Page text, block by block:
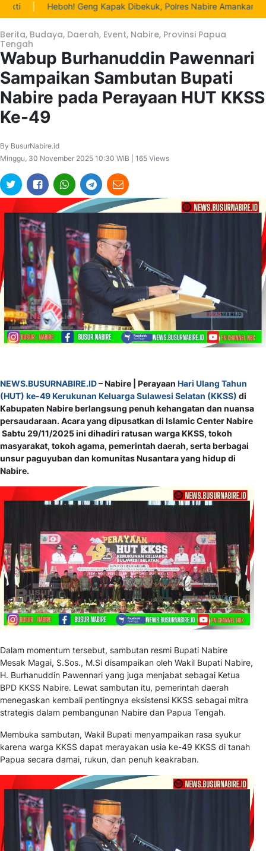
Kapak Dibekuk, Polres Nabire Amankan 62 Sepeda Motor
Berita, Budaya, Daerah, Event, Nabire, Provinsi Papua
Tengah
Wabup Burhanuddin Pawennari
Sampaikan Sambutan Bupati
Nabire pada Perayaan HUT KKSS
Ke-49
By BusurNabire.id
Minggu, 30 November 2025 10:30 WIB | 165 Views
NEWS.BUSURNABIRE.ID– Nabire | Perayaan Hari Ulang Tahun
(HUT) ke-49 Kerukunan Keluarga Sulawesi Selatan (KKSS) di
Kabupaten Nabire berlangsung penuh kehangatan dan nuansa
persaudaraan. Acara yang dipusatkan di Islamic Center Nabire
Sabtu 29/11/2025 ini dihadiri ratusan warga KKSS, tokoh
masyarakat, tokoh agama, pemerintah daerah, serta berbagai
unsur paguyuban dan komunitas Nusantara yang hidup di
Nabire.
Dalam momentum tersebut, sambutan resmi Bupati Nabire
Mesak Magai, S.Sos., M.Si disampaikan oleh Wakil Bupati Nabire,
H. Burhanuddin Pawennari yang juga menjabat sebagai Ketua
BPD KKSS Nabire. Lewat sambutan itu, pemerintah daerah
menegaskan kembali pentingnya eksistensi KKSS sebagai mitra
strategis dalam pembangunan Nabire dan Papua Tengah.
Membuka sambutan, Wakil Bupati menyampaikan rasa syukur
karena warga KKSS dapat merayakan usia ke-49 KKSS di tanah
Papua secara damai, rukun, dan penuh keakraban.